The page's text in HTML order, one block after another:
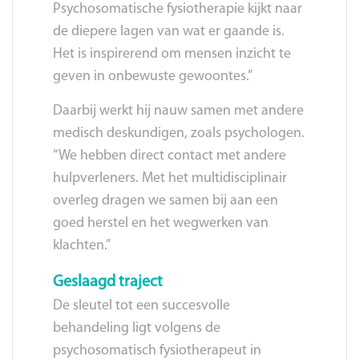
Psychosomatische fysiotherapie kijkt naar
de diepere lagen van wat er gaande is.
Het is inspirerend om mensen inzicht te
geven in onbewuste gewoontes.”
Daarbij werkt hij nauw samen met andere
medisch deskundigen, zoals psychologen.
“We hebben direct contact met andere
hulpverleners. Met het multidisciplinair
overleg dragen we samen bij aan een
goed herstel en het wegwerken van
klachten.”
Geslaagd traject
De sleutel tot een succesvolle
behandeling ligt volgens de
psychosomatisch fysiotherapeut in